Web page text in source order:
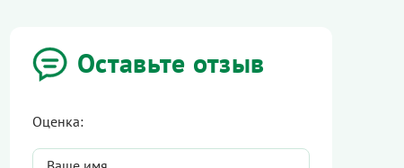
Оставьте отзыв
Оценка: